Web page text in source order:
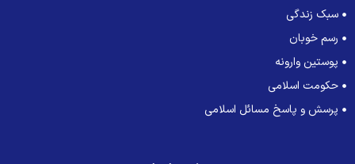
سبک زندگی
رسم خوبان
پوستین وارونه
حکومت اسلامی
پرسش و پاسخ مسائل اسلامی